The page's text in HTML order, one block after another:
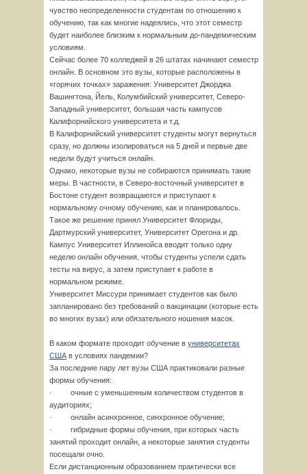
чувство неопределенности студентам по отношению к
обучению, так как многие надеялись, что этот семестр
будет наиболее близким к нормальным до-пандемическим
условиям.
Сейчас более 70 колледжей в 26 штатах начинают семестр
онлайн. В основном это вузы, которые расположены в
«горячих точках» заражения: Университет Джорджа
Вашингтона, Йель, Колумбийский университет, Северо-
Западный университет, большая часть кампусов
Калифорнийского университета и т.д.
В Калифорнийский университет студенты могут вернуться
сразу, но должны изолироваться на 5 дней и первые две
недели будут учиться онлайн.
Однако, некоторые вузы не собираются принимать такие
меры. В частности, в Северо-восточный университет в
Бостоне студент возвращаются и приступают к
нормальному очному обучению, как и планировалось.
Такое же решение принял Университет Флориды,
Дартмурский университет, Университет Орегона и др.
Кампус Университет Иллинойса вводит только одну
неделю онлайн обучения, чтобы студенты успели сдать
тесты на вирус, а затем приступает к работе в
нормальном режиме.
Университет Миссури принимает студентов как было
запланировано без требований о вакцинации (которые есть
во многих вузах) или обязательного ношения масок.
В каком формате проходит обучение в университетах
США в условиях пандемии?
За последние пару лет вузы США практиковали разные
формы обучения:
· очные с уменьшенным количеством студентов в
аудиториях;
· онлайн асинхронное, синхронное обучение;
· гибридные формы обучения, при которых часть
занятий проходит онлайн, а некоторые занятия студенты
посещали очно.
Если дистанционным образованием практически все